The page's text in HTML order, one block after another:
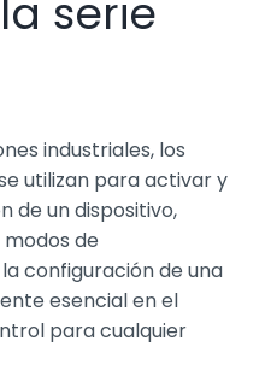
serie
industriales, los
utilizan para activar y
de un dispositivo,
de
configuración de una
esencial en el
para cualquier